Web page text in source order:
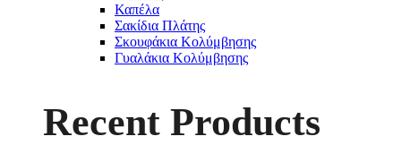
Καπέλα
Σακίδια Πλάτης
Σκουφάκια Κολύμβησης
Γυαλάκια Κολύμβησης
Recent Products